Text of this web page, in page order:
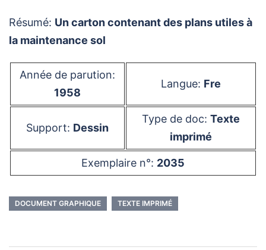
Résumé: Un carton contenant des plans utiles à
la maintenance sol
Année de parution:
1958
Langue: Fre
Support: Dessin
Type de doc: Texte
imprimé
Exemplaire n°: 2035
DOCUMENT GRAPHIQUE TEXTE IMPRIMÉ